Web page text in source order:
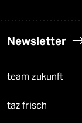
Newsletter
team zukunft
taz frisch